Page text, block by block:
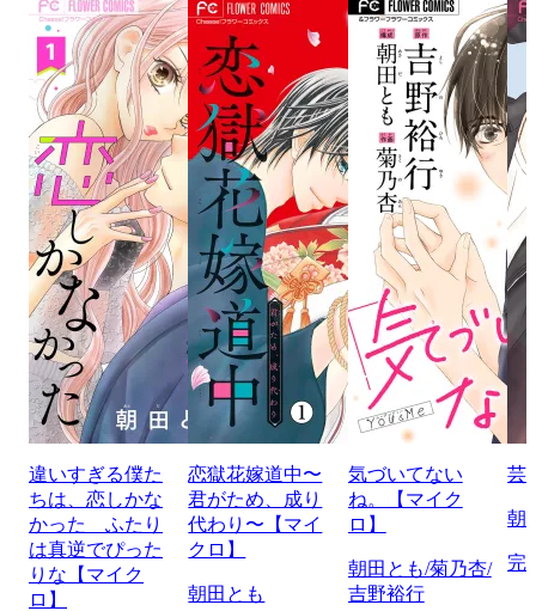
違いすぎる僕た
ちは、恋しかな
かった ふたり
は真逆でぴった
りな【マイク
ロ】
恋獄花嫁道中〜
君がため、成り
代わり〜【マイ
クロ】
朝田とも
気づいてない
ね。【マイク
ロ】
朝田とも/菊乃杏/
吉野裕行
芸
朝
完